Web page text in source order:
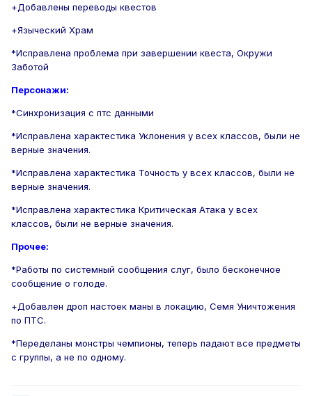
+Добавлены переводы квестов
+Языческий Храм
*Исправлена проблема при завершении квеста, Окружи
Заботой
Персонажи:
*Синхронизация с птс данными
*Исправлена характестика Уклонения у всех классов, были не
верные значения.
*Исправлена характестика Точность у всех классов, были не
верные значения.
*Исправлена характестика Критическая Атака у всех
классов, были не верные значения.
Прочее:
*Работы по системный сообщения слуг, было бесконечное
сообщение о голоде.
+Добавлен дроп настоек маны в локацию, Семя Уничтожения
по ПТС.
*Переделаны монстры чемпионы, теперь падают все предметы
с группы, а не по одному.